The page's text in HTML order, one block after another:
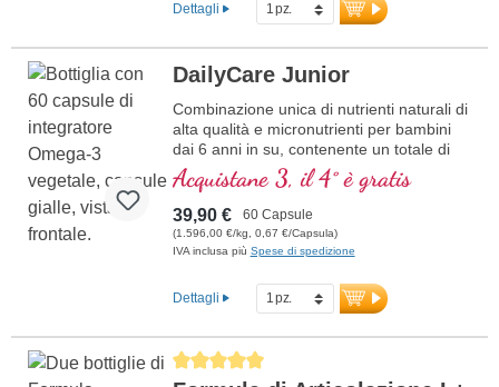
Dettagli
DailyCare Junior
Combinazione unica di nutrienti naturali di
alta qualità e micronutrienti per bambini
dai 6 anni in su, contenente un totale di
20 nutrienti essenziali per il vostro
bambino.
Acquistane 3, il 4° è gratis
39,90 € 60 Capsule
(1.596,00 €/kg, 0,67 €/Capsula)
IVA inclusa più Spese di spedizione
Dettagli
Average rating of 5 out of 5 stars